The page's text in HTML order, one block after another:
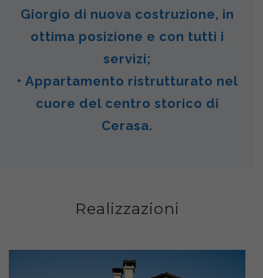
Giorgio di nuova costruzione, in
ottima posizione e con tutti i
servizi;
• Appartamento ristrutturato nel
cuore del centro storico di
Cerasa.
Realizzazioni